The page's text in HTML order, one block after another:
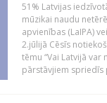
51% Latvijas
mūzikai naudu
apvienības (LaIPA)
2.jūlijā Cēsīs
tēmu “Vai Latvijā
pārstāvjiem spriedīs